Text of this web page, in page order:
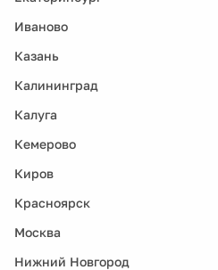
Иваново
Казань
Калининград
Калуга
Кемерово
Киров
Красноярск
Москва
Нижний Новгород